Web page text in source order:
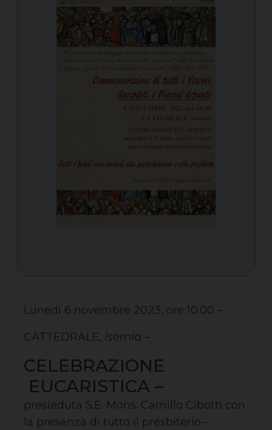
Lunedì 6 novembre 2023, ore 10.00 –
CATTEDRALE, Isernia –
CELEBRAZIONE
EUCARISTICA –
presieduta S.E. Mons. Camillo Cibotti con
la presenza di tutto il presbiterio –